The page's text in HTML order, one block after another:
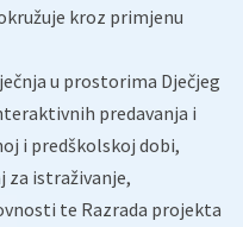
kroz primjenu
u prostorima Dječjeg
predavanja i
i predškolskoj dobi,
za istraživanje,
te Razrada projekta